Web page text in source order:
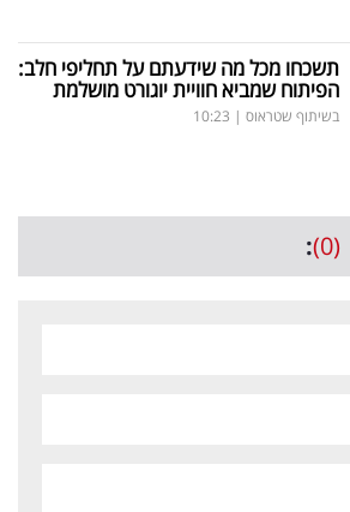
תשכחו מכל מה שידעתם על תחליפי חלב:
הפיתוח שמביא חוויית יוגורט מושלמת
בשיתוף שטראוס |
10:23
(0)
: